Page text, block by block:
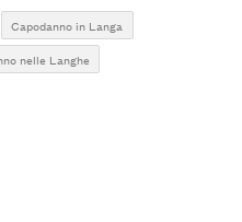
Capodanno in Langa
nelle Langhe